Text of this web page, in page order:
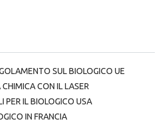
SUL BIOLOGICO UE
CON IL LASER
PER IL BIOLOGICO USA
IN FRANCIA